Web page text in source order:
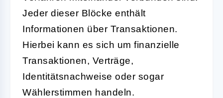
Jeder dieser Blöcke enthält
Informationen über Transaktionen.
Hierbei kann es sich um finanzielle
Transaktionen, Verträge,
Identitätsnachweise oder sogar
Wählerstimmen handeln.